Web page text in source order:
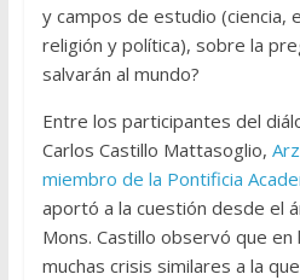
y campos de estudio (ciencia,
religión y política), sobre la
salvarán al mundo?
Entre los participantes del
Carlos Castillo Mattasoglio,
miembro de la Pontificia
aportó a la cuestión desde el
Mons. Castillo observó que en
muchas crisis similares a la